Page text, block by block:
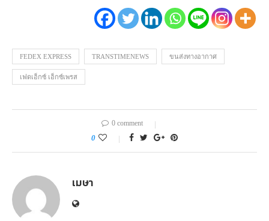
FEDEX EXPRESS TRANSTIMENEWS ขนส่งทางอากาศ
เฟดเอ็กซ์ เอ็กซ์เพรส
0 comment
0
เมษา